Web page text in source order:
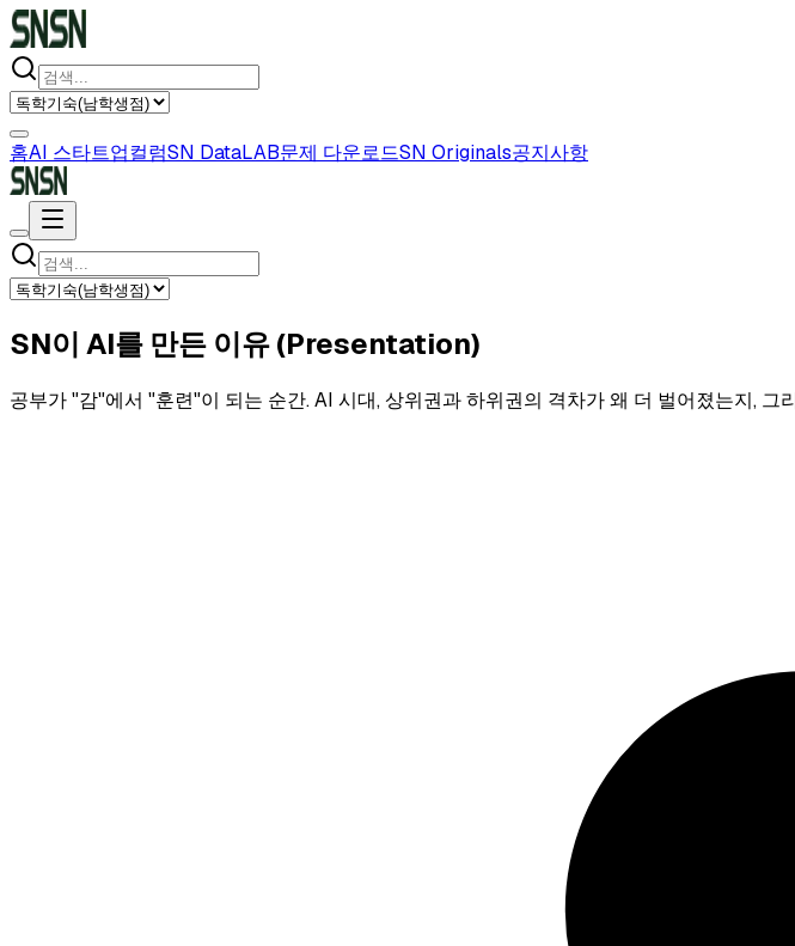
홈AI 스타트업컬럼SN DataLAB문제 다운로드SN Originals공지사항
SN이 AI를 만든 이유 (Presentation)
공부가 "감"에서 "훈련"이 되는 순간. AI 시대, 상위권과 하위권의 격차가 왜 더 벌어졌는지,